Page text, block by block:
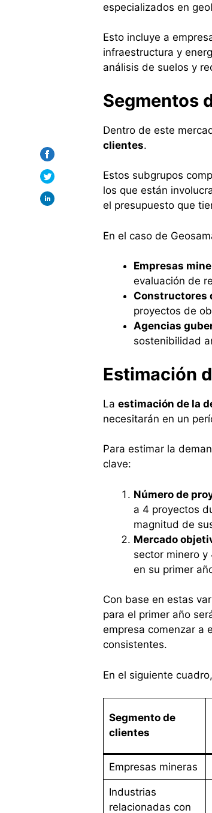
especializados en
Esto incluye a
infraestructura y
análisis de suelos y
Segmentos
Dentro de este
clientes.
Estos subgrupos
los que están
el presupuesto que
En el caso de
Empresas
evaluación de
Constructores
proyectos de
Agencias
sostenibilidad
Estimación
La estimación de la
necesitarán en un
Para estimar la
clave:
Número de
a 4 proyectos
magnitud de
Mercado
sector minero
en su primer
Con base en estas
para el primer año
empresa comenzar a
consistentes.
En el siguiente
Segmento de
clientes
Empresas mineras
Industrias
relacionadas con